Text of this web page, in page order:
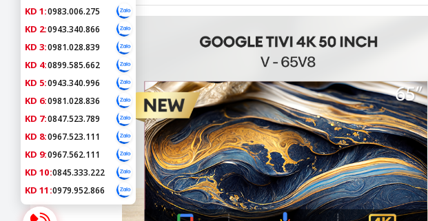
KD 1:0983.006.275
KD 2:0943.340.866
KD 3:0981.028.839
KD 4:0899.585.662
KD 5:0943.340.996
KD 6:0981.028.836
KD 7:0847.523.789
KD 8:0967.523.111
KD 9:0967.562.111
KD 10:0845.333.222
KD 11:0979.952.866